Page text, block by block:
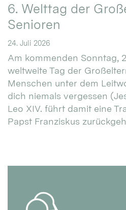
6. Welttag der
Senioren
24. Juli 2026
Am kommenden Sonntag,
weltweite Tag der
Menschen unter dem
dich niemals vergessen
Leo XIV. führt damit eine
Papst Franziskus